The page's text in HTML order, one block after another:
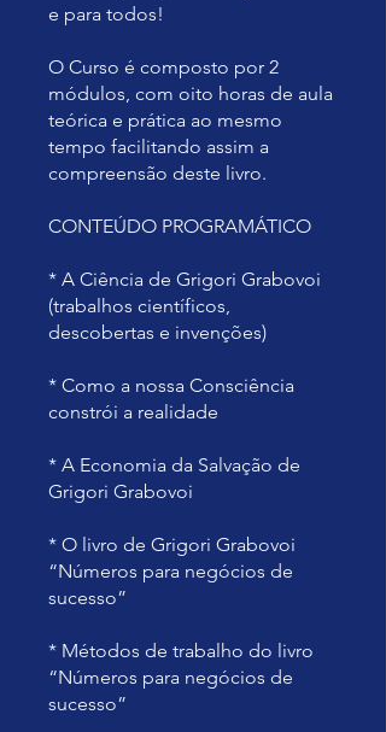
e para todos!
O Curso é composto por 2
módulos, com oito horas de aula
teórica e prática ao mesmo
tempo facilitando assim a
compreensão deste livro.
CONTEÚDO PROGRAMÁTICO
* A Ciência de Grigori Grabovoi
(trabalhos científicos,
descobertas e invenções)
* Como a nossa Consciência
constrói a realidade
* A Economia da Salvação de
Grigori Grabovoi
* O livro de Grigori Grabovoi
“Números para negócios de
sucesso”
* Métodos de trabalho do livro
“Números para negócios de
sucesso”